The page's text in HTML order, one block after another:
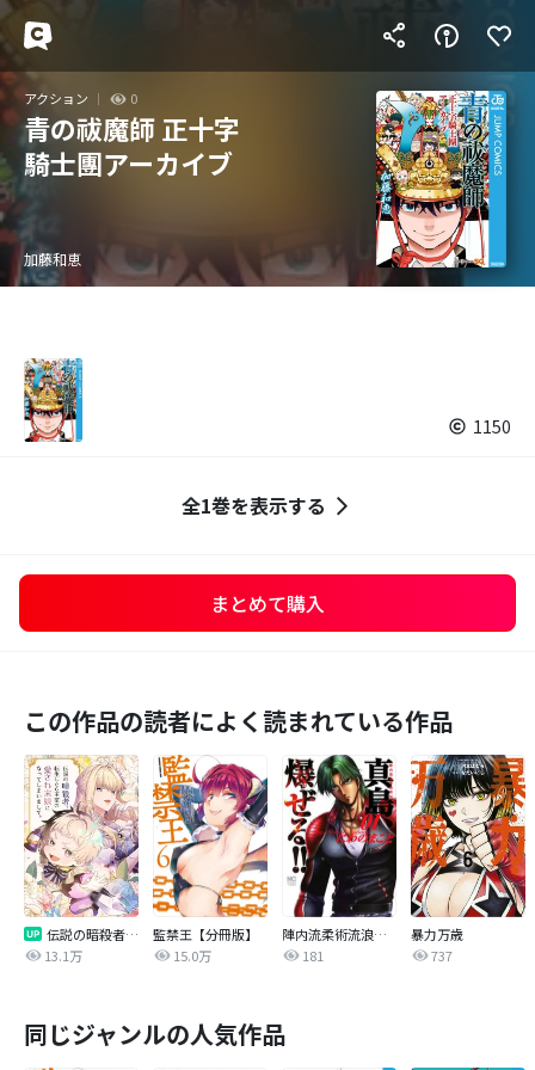
アクション 0
青の祓魔師 正十字
騎士團アーカイブ
加藤和恵
1150
全1巻を表示する
まとめて購入
この作品の読者によく読まれている作品
伝説の暗殺者、転生したら王家の愛され末娘になってしまいまして。【タテヨミ】
13.1万
監禁王【分冊版】
15.0万
陣内流柔術流浪伝 真島、爆ぜる！！
181
暴力万歳
737
同じジャンルの人気作品